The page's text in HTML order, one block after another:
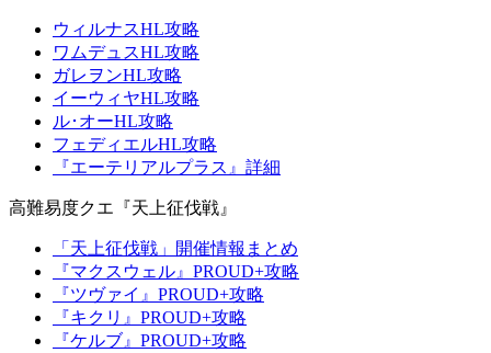
ウィルナスHL攻略
ワムデュスHL攻略
ガレヲンHL攻略
イーウィヤHL攻略
ル･オーHL攻略
フェディエルHL攻略
『エーテリアルプラス』詳細
高難易度クエ『天上征伐戦』
「天上征伐戦」開催情報まとめ
『マクスウェル』PROUD+攻略
『ツヴァイ』PROUD+攻略
『キクリ』PROUD+攻略
『ケルブ』PROUD+攻略